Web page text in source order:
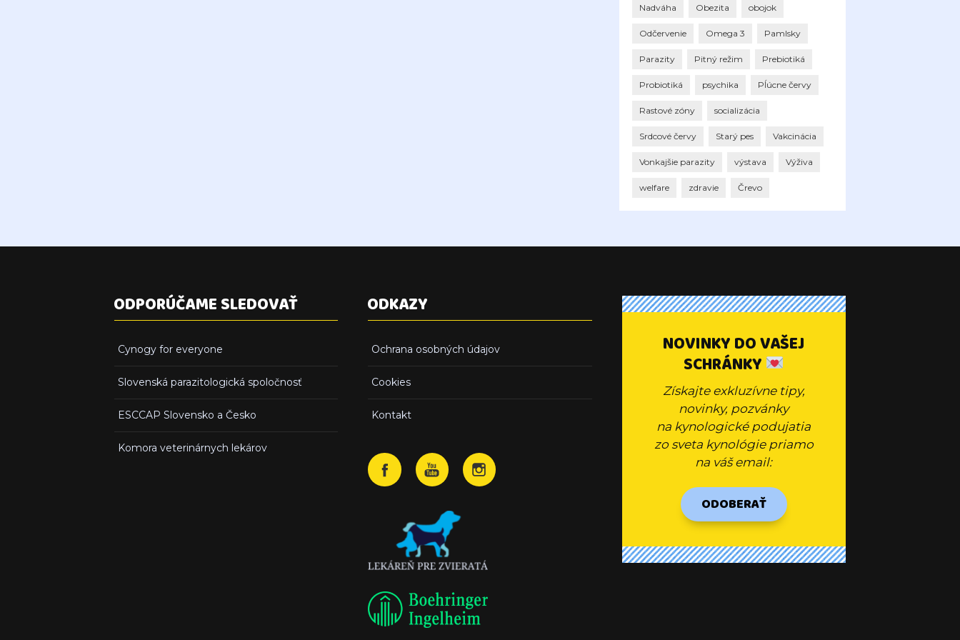
Nadváha Obezita obojok
Odčervenie Omega 3 Pamlsky
Parazity Pitný režim Prebiotiká
Probiotiká psychika Pĺúcne červy
Rastové zóny socializácia
Srdcové červy Starý pes Vakcinácia
Vonkajšie parazity výstava Výživa
welfare zdravie Črevo
ODPORÚČAME SLEDOVAŤ
Cynogy for everyone
Slovenská parazitologická spoločnosť
ESCCAP Slovensko a Česko
Komora veterinárnych lekárov
ODKAZY
Ochrana osobných údajov
Cookies
Kontakt
NOVINKY DO VAŠEJ
SCHRÁNKY
Získajte exkluzívne tipy,
novinky, pozvánky
na kynologické podujatia
zo sveta kynológie priamo
na váš email:
ODOBERAŤ